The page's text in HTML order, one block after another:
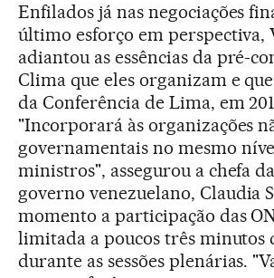
Enfilados já nas negociações
último esforço em perspectiva,
adiantou as essências da pré-
Clima que eles organizam e
da Conferência de Lima, em
"Incorporará às organizações
governamentais no mesmo
ministros", assegurou a chefa
governo venezuelano, Claudia
momento a participação das
limitada a poucos três minutos
durante as sessões plenárias.